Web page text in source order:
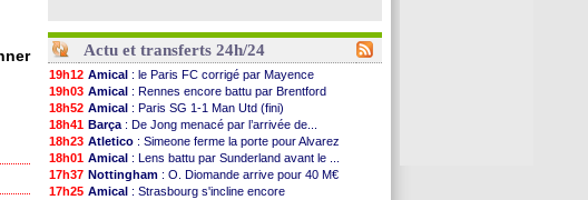
Actu et transferts 24h/24
19h12 Amical : le Paris FC corrigé par Mayence
19h03 Amical : Rennes encore battu par Brentford
18h52 Amical : Paris SG 1-1 Man Utd (fini)
18h41 Barça : De Jong menacé par l’arrivée de...
18h23 Atletico : Simeone ferme la porte pour Alvarez
18h01 Amical : Lens battu par Sunderland avant le ...
17h37 Nottingham : O. Diomande arrive pour 40 M€
17h25 Amical : Strasbourg s'incline encore